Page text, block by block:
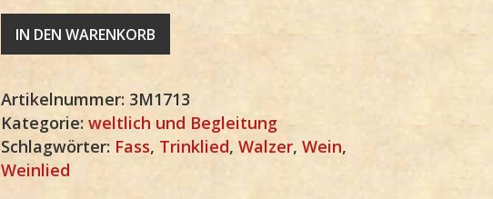
IN DEN WARENKORB
Artikelnummer: 3M1713
Kategorie:weltlich und Begleitung
Schlagwörter: Fass, Trinklied,Walzer,Wein,
Weinlied